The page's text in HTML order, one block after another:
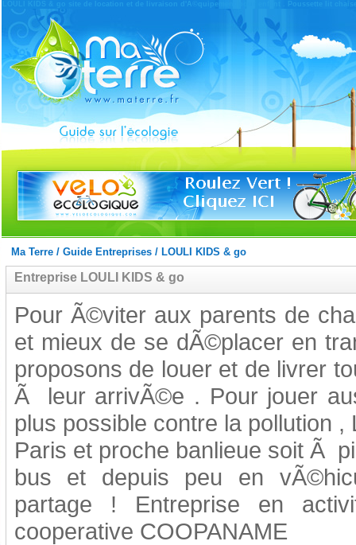
LOULI KIDS & go site de location et de livraison d'Ã©quipement pour enfant . Poussette lit
Ma Terre/ Guide Entreprises/ LOULI KIDS & go
Entreprise LOULI KIDS & go
Pour Ã©viter aux parents de
et mieux de se dÃ©placer en
proposons de louer et de livrer
Ã leur arrivÃ©e . Pour jouer
plus possible contre la pollution
Paris et proche banlieue soit Ã
bus et depuis peu en
partage ! Entreprise en
cooperative COOPANAME